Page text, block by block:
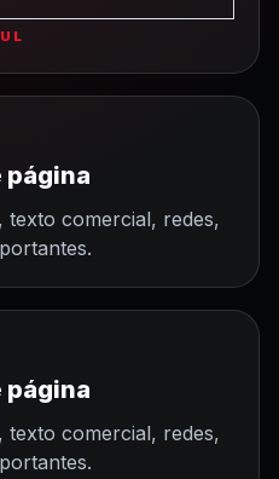
página
texto comercial, redes,
página
texto comercial, redes,